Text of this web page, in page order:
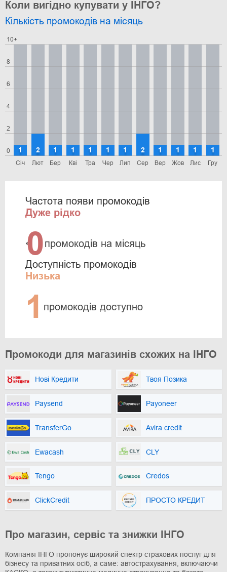
Коли вигідно купувати у ІНГО?
Кількість промокодів на місяць
0
2
4
6
8
10+
Січ
1
Лют
2
Бер
1
Кві
1
Тра
1
Чер
1
Лип
1
Сер
2
Вер
1
Жов
1
Лис
1
Гру
1
Частота появи промокодів
Дуже рідко
<0промокодів на місяць
Доступність промокодів
Низька
1 промокодів доступно
Промокоди для магазинів схожих на ІНГО
Нові Кредити Твоя Позика
Paysend Payoneer
TransferGo Avira credit
Ewacash CLY
Tengo Credos
ClickCredit ПРОСТО КРЕДИТ
Про магазин, сервіс та знижки ІНГО
Компанія ІНГО пропонує широкий спектр страхових послуг для
бізнесу та приватних осіб, а саме: автострахування, включаючи